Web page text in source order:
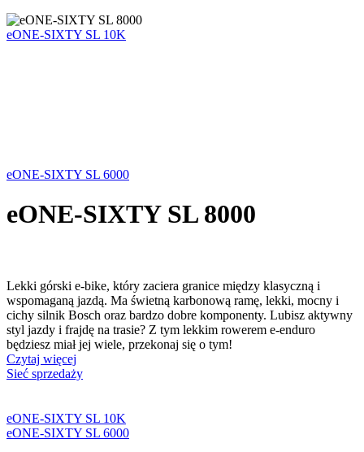
eONE-SIXTY SL 10K
eONE-SIXTY SL 6000
eONE-SIXTY SL 8000
Lekki górski e-bike, który zaciera granice między klasyczną i
wspomaganą jazdą. Ma świetną karbonową ramę, lekki, mocny i
cichy silnik Bosch oraz bardzo dobre komponenty. Lubisz aktywny
styl jazdy i frajdę na trasie? Z tym lekkim rowerem e-enduro
będziesz miał jej wiele, przekonaj się o tym!
Czytaj więcej
Sieć sprzedaży
eONE-SIXTY SL 10K
eONE-SIXTY SL 6000